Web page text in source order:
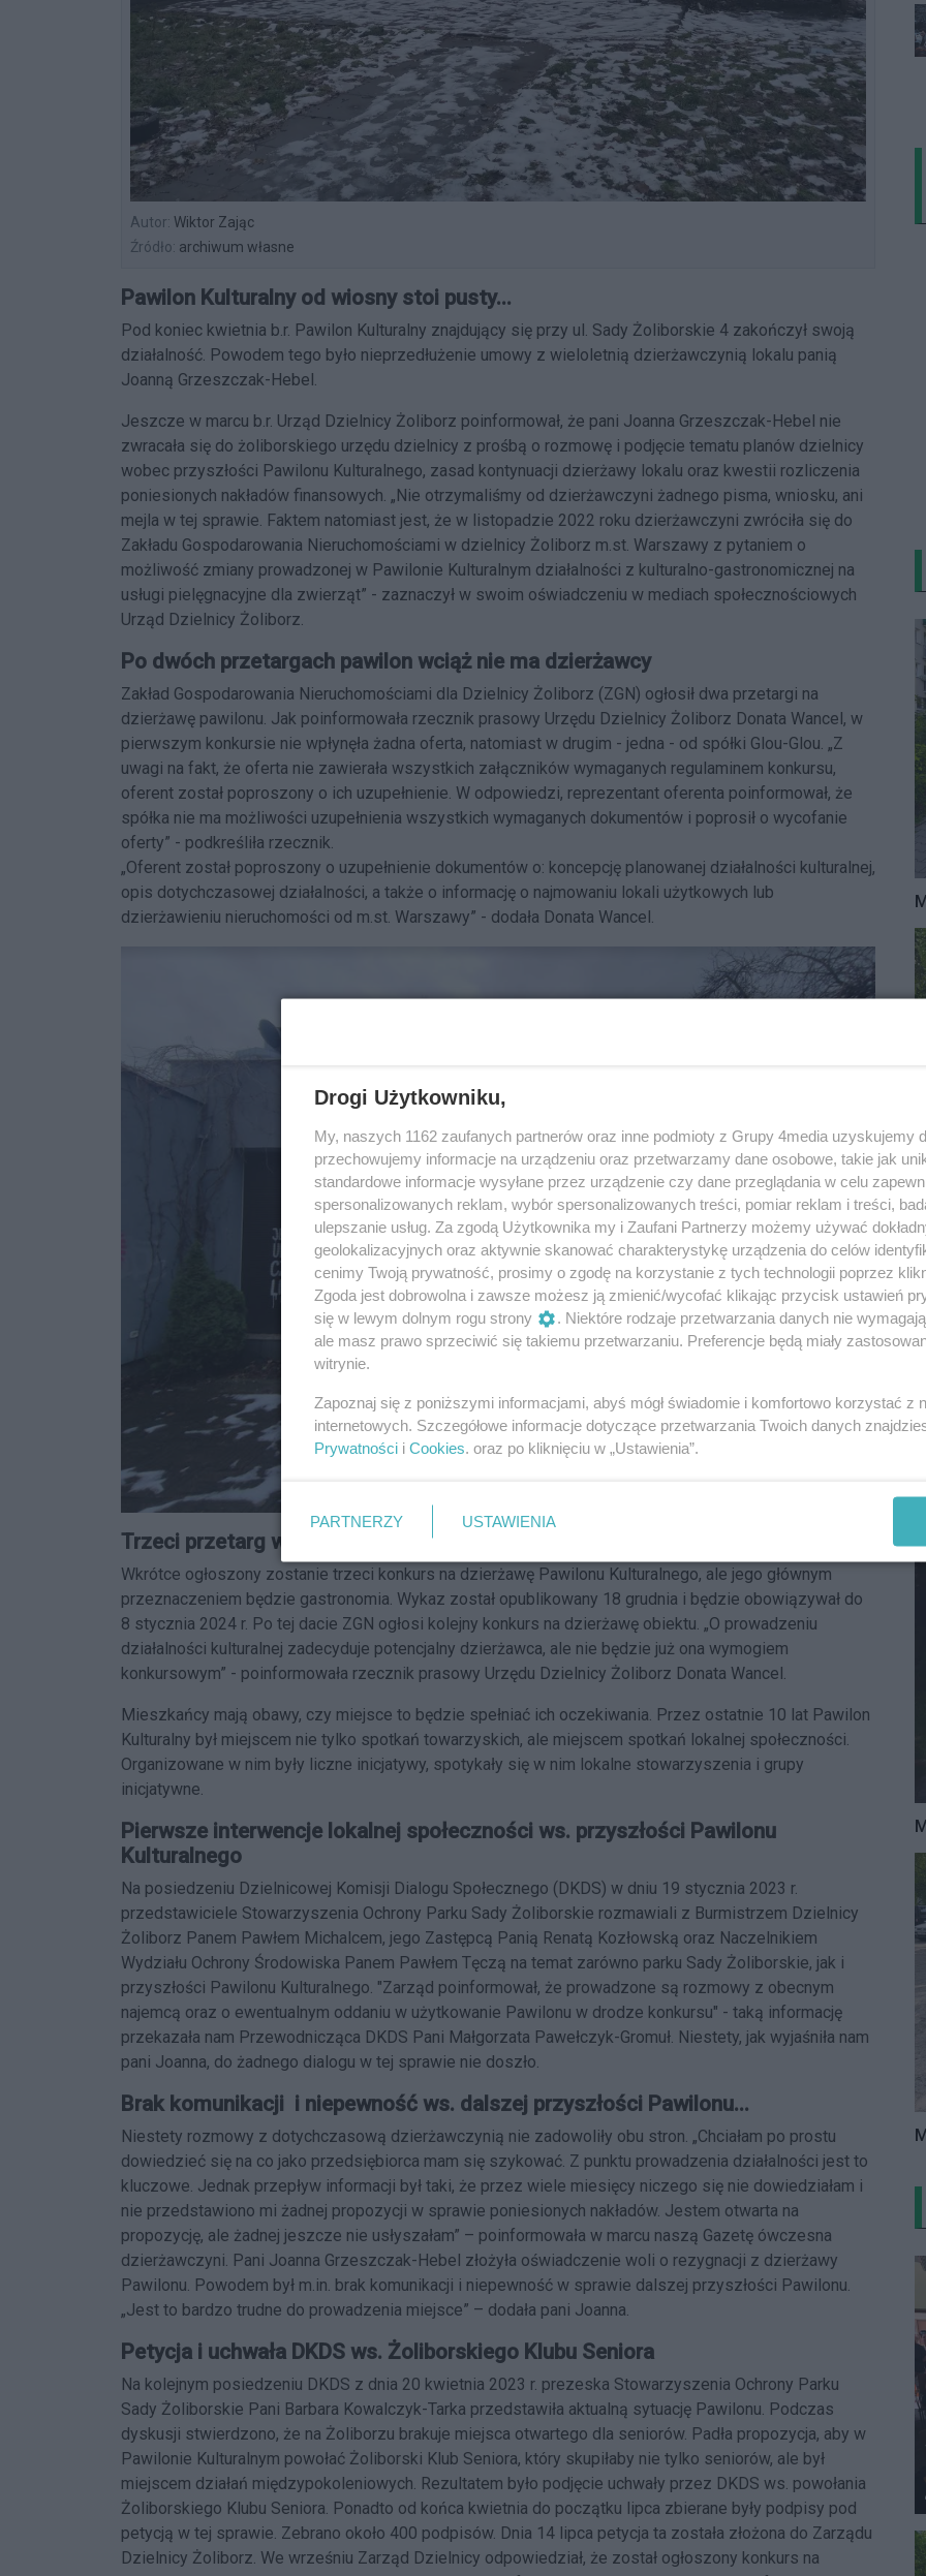
Autor: Wiktor Zając
Źródło: archiwum własne
Pawilon Kulturalny od wiosny stoi pusty...
Pod koniec kwietnia b.r. Pawilon Kulturalny znajdujący się przy ul. Sady Żoliborskie 4 zakończył swoją
działalność. Powodem tego było nieprzedłużenie umowy z wieloletnią dzierżawczynią lokalu panią
Joanną Grzeszczak-Hebel.
Jeszcze w marcu b.r. Urząd Dzielnicy Żoliborz poinformował, że pani Joanna Grzeszczak-Hebel nie
zwracała się do żoliborskiego urzędu dzielnicy z prośbą o rozmowę i podjęcie tematu planów dzielnicy
wobec przyszłości Pawilonu Kulturalnego, zasad kontynuacji dzierżawy lokalu oraz kwestii rozliczenia
poniesionych nakładów finansowych. „Nie otrzymaliśmy od dzierżawczyni żadnego pisma, wniosku, ani
mejla w tej sprawie. Faktem natomiast jest, że w listopadzie 2022 roku dzierżawczyni zwróciła się do
Zakładu Gospodarowania Nieruchomościami w dzielnicy Żoliborz m.st. Warszawy z pytaniem o
możliwość zmiany prowadzonej w Pawilonie Kulturalnym działalności z kulturalno-gastronomicznej na
usługi pielęgnacyjne dla zwierząt” - zaznaczył w swoim oświadczeniu w mediach społecznościowych
Urząd Dzielnicy Żoliborz.
Po dwóch przetargach pawilon wciąż nie ma dzierżawcy
Zakład Gospodarowania Nieruchomościami dla Dzielnicy Żoliborz (ZGN) ogłosił dwa przetargi na
dzierżawę pawilonu. Jak poinformowała rzecznik prasowy Urzędu Dzielnicy Żoliborz Donata Wancel, w
pierwszym konkursie nie wpłynęła żadna oferta, natomiast w drugim - jedna - od spółki Glou-Glou. „Z
uwagi na fakt, że oferta nie zawierała wszystkich załączników wymaganych regulaminem konkursu,
oferent został poproszony o ich uzupełnienie. W odpowiedzi, reprezentant oferenta poinformował, że
spółka nie ma możliwości uzupełnienia wszystkich wymaganych dokumentów i poprosił o wycofanie
oferty” - podkreśliła rzecznik.
„Oferent został poproszony o uzupełnienie dokumentów o: koncepcję planowanej działalności kulturalnej,
opis dotychczasowej działalności, a także o informację o najmowaniu lokali użytkowych lub
dzierżawieniu nieruchomości od m.st. Warszawy” - dodała Donata Wancel.
Trzeci przetarg wkrótce, ale wyłącznie pod gastronomię?
Wkrótce ogłoszony zostanie trzeci konkurs na dzierżawę Pawilonu Kulturalnego, ale jego głównym
przeznaczeniem będzie gastronomia. Wykaz został opublikowany 18 grudnia i będzie obowiązywał do
8 stycznia 2024 r. Po tej dacie ZGN ogłosi kolejny konkurs na dzierżawę obiektu. „O prowadzeniu
działalności kulturalnej zadecyduje potencjalny dzierżawca, ale nie będzie już ona wymogiem
konkursowym” - poinformowała rzecznik prasowy Urzędu Dzielnicy Żoliborz Donata Wancel.
Mieszkańcy mają obawy, czy miejsce to będzie spełniać ich oczekiwania. Przez ostatnie 10 lat Pawilon
Kulturalny był miejscem nie tylko spotkań towarzyskich, ale miejscem spotkań lokalnej społeczności.
Organizowane w nim były liczne inicjatywy, spotykały się w nim lokalne stowarzyszenia i grupy
inicjatywne.
Pierwsze interwencje lokalnej społeczności ws. przyszłości Pawilonu
Kulturalnego
Na posiedzeniu Dzielnicowej Komisji Dialogu Społecznego (DKDS) w dniu 19 stycznia 2023 r.
przedstawiciele Stowarzyszenia Ochrony Parku Sady Żoliborskie rozmawiali z Burmistrzem Dzielnicy
Żoliborz Panem Pawłem Michalcem, jego Zastępcą Panią Renatą Kozłowską oraz Naczelnikiem
Wydziału Ochrony Środowiska Panem Pawłem Tęczą na temat zarówno parku Sady Żoliborskie, jak i
przyszłości Pawilonu Kulturalnego. "Zarząd poinformował, że prowadzone są rozmowy z obecnym
najemcą oraz o ewentualnym oddaniu w użytkowanie Pawilonu w drodze konkursu" - taką informację
przekazała nam Przewodnicząca DKDS Pani Małgorzata Pawełczyk-Gromuł. Niestety, jak wyjaśniła nam
pani Joanna, do żadnego dialogu w tej sprawie nie doszło.
Brak komunikacji i niepewność ws. dalszej przyszłości Pawilonu...
Niestety rozmowy z dotychczasową dzierżawczynią nie zadowoliły obu stron. „Chciałam po prostu
dowiedzieć się na co jako przedsiębiorca mam się szykować. Z punktu prowadzenia działalności jest to
kluczowe. Jednak przepływ informacji był taki, że przez wiele miesięcy niczego się nie dowiedziałam i
nie przedstawiono mi żadnej propozycji w sprawie poniesionych nakładów. Jestem otwarta na
propozycję, ale żadnej jeszcze nie usłyszałam” – poinformowała w marcu naszą Gazetę ówczesna
dzierżawczyni. Pani Joanna Grzeszczak-Hebel złożyła oświadczenie woli o rezygnacji z dzierżawy
Pawilonu. Powodem był m.in. brak komunikacji i niepewność w sprawie dalszej przyszłości Pawilonu.
„Jest to bardzo trudne do prowadzenia miejsce” – dodała pani Joanna.
Petycja i uchwała DKDS ws. Żoliborskiego Klubu Seniora
Na kolejnym posiedzeniu DKDS z dnia 20 kwietnia 2023 r. prezeska Stowarzyszenia Ochrony Parku
Sady Żoliborskie Pani Barbara Kowalczyk-Tarka przedstawiła aktualną sytuację Pawilonu. Podczas
dyskusji stwierdzono, że na Żoliborzu brakuje miejsca otwartego dla seniorów. Padła propozycja, aby w
Pawilonie Kulturalnym powołać Żoliborski Klub Seniora, który skupiłaby nie tylko seniorów, ale był
miejscem działań międzypokoleniowych. Rezultatem było podjęcie uchwały przez DKDS ws. powołania
Żoliborskiego Klubu Seniora. Ponadto od końca kwietnia do początku lipca zbierane były podpisy pod
petycją w tej sprawie. Zebrano około 400 podpisów. Dnia 14 lipca petycja ta została złożona do Zarządu
Dzielnicy Żoliborz. We wrześniu Zarząd Dzielnicy odpowiedział, że został ogłoszony konkurs na
Drogi Użytkowniku,
My, naszych 1162 zaufanych partnerów oraz inne podmioty z Grupy 4media uzyskujemy
przechowujemy informacje na urządzeniu oraz przetwarzamy dane osobowe, takie jak
standardowe informacje wysyłane przez urządzenie czy dane przeglądania w celu
spersonalizowanych reklam, wybór spersonalizowanych treści, pomiar reklam i treści,
ulepszanie usług. Za zgodą Użytkownika my i Zaufani Partnerzy możemy używać
geolokalizacyjnych oraz aktywnie skanować charakterystykę urządzenia do celów
cenimy Twoją prywatność, prosimy o zgodę na korzystanie z tych technologii poprzez
Zgoda jest dobrowolna i zawsze możesz ją zmienić/wycofać klikając przycisk ustawień
się w lewym dolnym rogu strony
. Niektóre rodzaje przetwarzania danych nie
ale masz prawo sprzeciwić się takiemu przetwarzaniu. Preferencje będą miały
witrynie.
Zapoznaj się z poniższymi informacjami, abyś mógł świadomie i komfortowo korzystać z
internetowych. Szczegółowe informacje dotyczące przetwarzania Twoich danych
Prywatności i Cookies. oraz po kliknięciu w „Ustawienia”.
PARTNERZY USTAWIENIA